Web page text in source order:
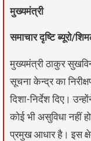
मुख्यमंत्री
समाचार दृष्टि ब्यूरो/
मुख्यमंत्री ठाकुर
सूचना केन्द्र का
दिशा-निर्देश दिए।
कोई भी असुविधा नहीं
प्रमुख आधार है। इस